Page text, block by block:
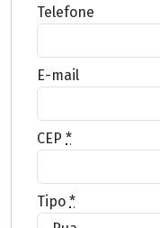
Telefone
E-mail
CEP *
Tipo *